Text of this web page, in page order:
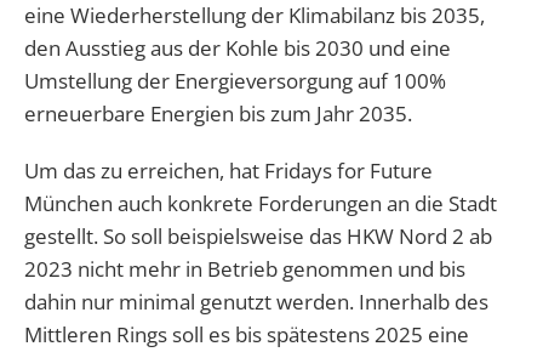
eine Wiederherstellung der Klimabilanz bis 2035,
den Ausstieg aus der Kohle bis 2030 und eine
Umstellung der Energieversorgung auf 100%
erneuerbare Energien bis zum Jahr 2035.
Um das zu erreichen, hat Fridays for Future
München auch konkrete Forderungen an die Stadt
gestellt. So soll beispielsweise das HKW Nord 2 ab
2023 nicht mehr in Betrieb genommen und bis
dahin nur minimal genutzt werden. Innerhalb des
Mittleren Rings soll es bis spätestens 2025 eine